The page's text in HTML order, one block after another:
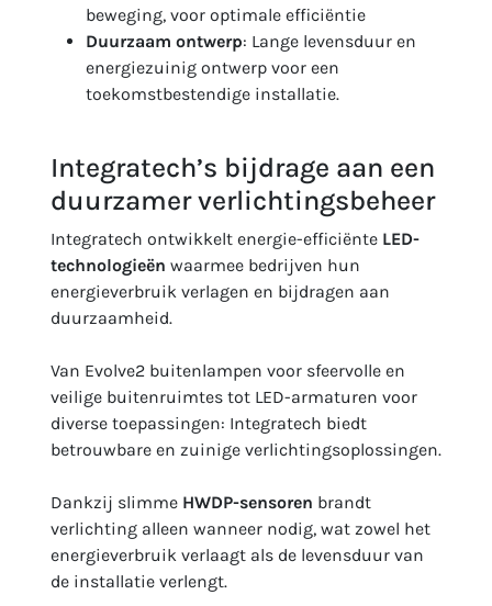
beweging, voor optimale efficiëntie
Duurzaam ontwerp: Lange levensduur en
energiezuinig ontwerp voor een
toekomstbestendige installatie.
Integratech’s bijdrage aan een
duurzamer verlichtingsbeheer
Integratech ontwikkelt energie-efficiënte LED-
technologieën waarmee bedrijven hun
energieverbruik verlagen en bijdragen aan
duurzaamheid.
Van Evolve2 buitenlampen voor sfeervolle en
veilige buitenruimtes tot LED-armaturen voor
diverse toepassingen: Integratech biedt
betrouwbare en zuinige verlichtingsoplossingen.
Dankzij slimme HWDP-sensoren brandt
verlichting alleen wanneer nodig, wat zowel het
energieverbruik verlaagt als de levensduur van
de installatie verlengt.